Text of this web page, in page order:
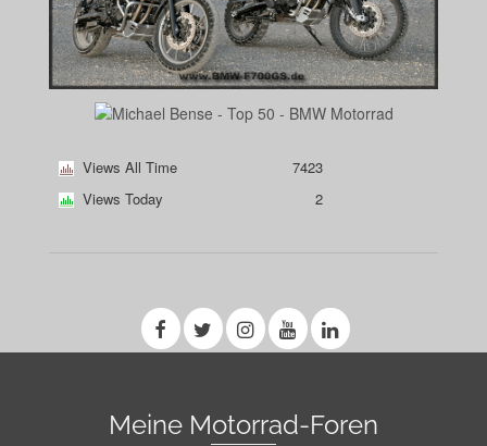
Views All Time
7423
Views Today
2
Meine Motorrad-Foren